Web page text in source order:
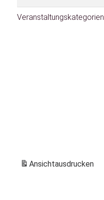
Veranstaltungskategorien
Ansichtausdrucken